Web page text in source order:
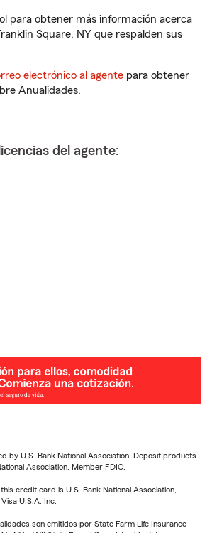
para obtener más información acerca
Square, NY que respalden sus
electrónico al agente para obtener
Anualidades.
del agente:
by U.S. Bank National Association. Deposit products
Association. Member FDIC.
credit card is U.S. Bank National Association,
U.S.A. Inc.
son emitidos por State Farm Life Insurance